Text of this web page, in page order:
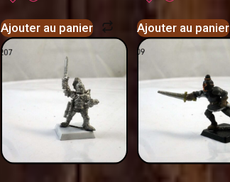
Ajouter au panier Ajouter au panier